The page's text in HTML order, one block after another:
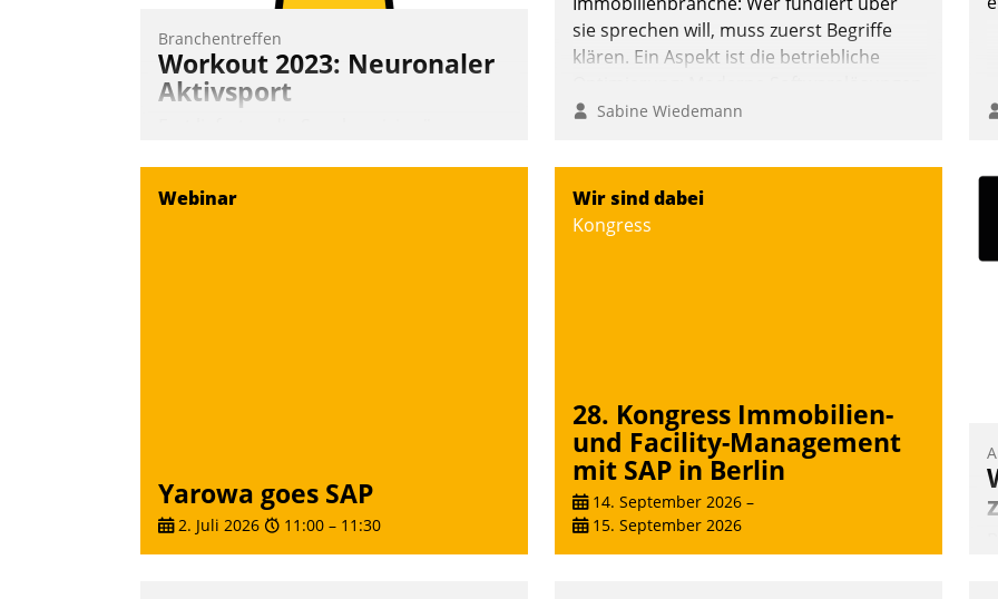
Branchentreffen
Workout 2023: Neuronaler
Aktivsport
Vernetzungsideen fürs Quartier.
sie sprechen will, muss zuerst Begriffe
klären. Ein Aspekt ist die betriebliche
ermöglichen große Einsparungen durch
Doch man darf nicht zu viel erwarten:
Allein mit der Einführung einer neuen
Software ist es nicht getan. Die
Digitalisierung erfordert von
Sabine Wiedemann
Webinar
Yarowa goes SAP
2. Juli 2026 11:00 – 11:30
Wir sind dabei
Kongress
28. Kongress Immobilien-
und Facility-Management
mit SAP in Berlin
14. September 2026 –
15. September 2026